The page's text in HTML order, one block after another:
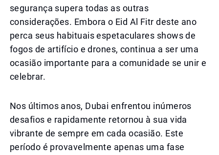
segurança supera todas as outras
considerações. Embora o Eid Al Fitr deste ano
perca seus habituais espetaculares shows de
fogos de artifício e drones, continua a ser uma
ocasião importante para a comunidade se unir e
celebrar.
Nos últimos anos, Dubai enfrentou inúmeros
desafios e rapidamente retornou à sua vida
vibrante de sempre em cada ocasião. Este
período é provavelmente apenas uma fase